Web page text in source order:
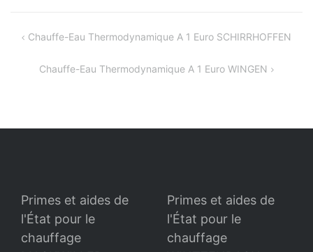
Navigation
Chauffe-Eau Thermodynamique A 1 Euro SCHIRRHOFFEN
Chauffe-Eau Thermodynamique A 1 Euro WINGEN
Primes et aides de
l'État pour le
chauffage
Primes et aides de
l'État pour le
chauffage